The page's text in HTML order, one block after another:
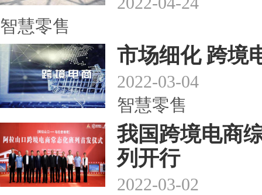
智慧零售
市场细化 跨境
2022-03-04
智慧零售
我国跨境电商
列开行
2022-03-02